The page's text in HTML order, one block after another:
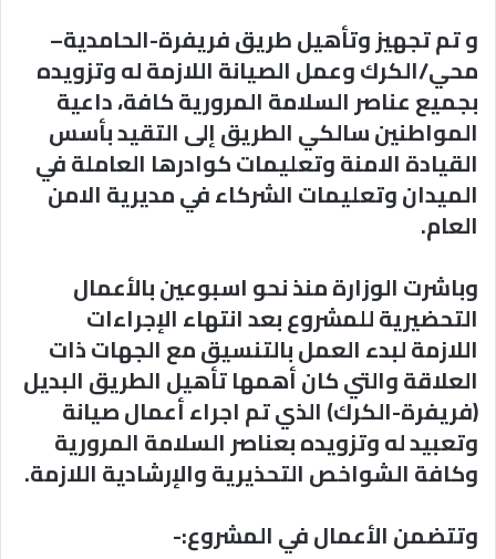
و تم تجهيز وتأهيل طريق فريفرة-الحامدية–
محي/الكرك وعمل الصيانة اللازمة له وتزويده
بجميع عناصر السلامة المرورية كافة، داعية
المواطنين سالكي الطريق إلى التقيد بأسس
القيادة الامنة وتعليمات كوادرها العاملة في
الميدان وتعليمات الشركاء في مديرية الامن
العام.
وباشرت الوزارة منذ نحو اسبوعين بالأعمال
التحضيرية للمشروع بعد انتهاء الإجراءات
اللازمة لبدء العمل بالتنسيق مع الجهات ذات
العلاقة والتي كان أهمها تأهيل الطريق البديل
(فريفرة-الكرك) الذي تم اجراء أعمال صيانة
وتعبيد له وتزويده بعناصر السلامة المرورية
وكافة الشواخص التحذيرية والإرشادية اللازمة.
وتتضمن الأعمال في المشروع:-